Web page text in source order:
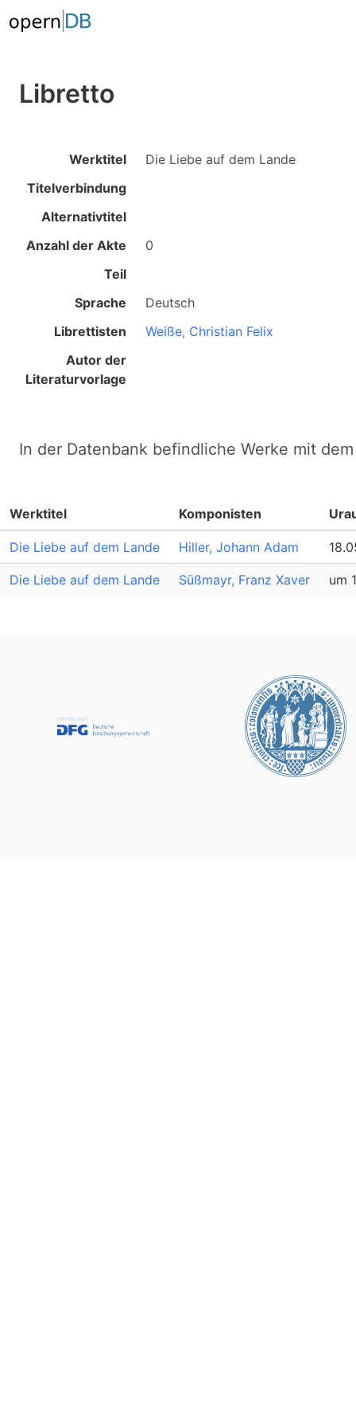
Libretto
Werktitel
Die Liebe auf dem Lande
Titelverbindung
Alternativtitel
Anzahl der Akte
0
Teil
Sprache
Deutsch
Librettisten
Weiße, Christian Felix
Autor der
Literaturvorlage
In der Datenbank befindliche Werke mit
Werktitel Komponisten
Die Liebe auf dem Lande Hiller, Johann Adam
Die Liebe auf dem Lande Süßmayr, Franz Xaver um